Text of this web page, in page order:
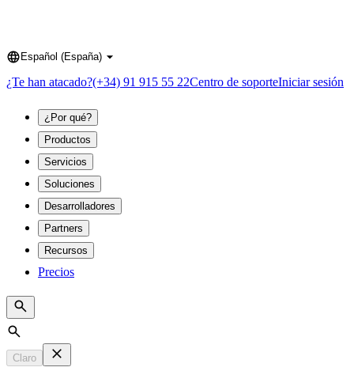
Language
Español (España)
¿Te han atacado?(+34) 91 915 55 22Centro de soporteIniciar sesión
¿Por qué?
Productos
Servicios
Soluciones
Desarrolladores
Partners
Recursos
Precios
Search
Claro